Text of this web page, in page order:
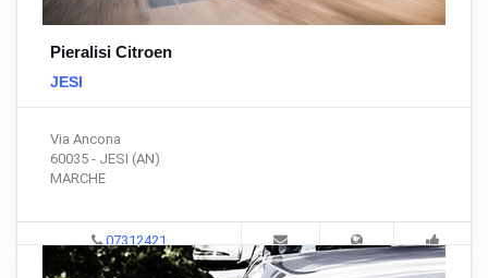
Pieralisi Citroen
JESI
Via Ancona
60035 - JESI (AN)
MARCHE
07312421